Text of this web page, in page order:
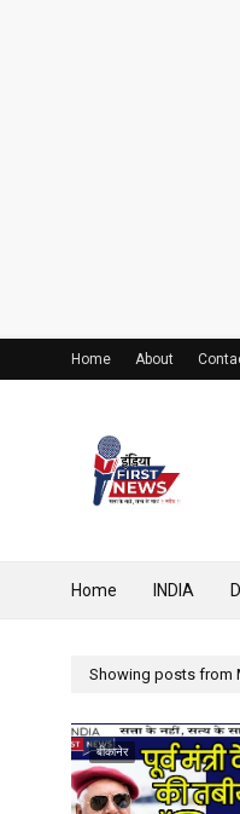
Home About
Home INDIA
Showing posts from
बीकानेर